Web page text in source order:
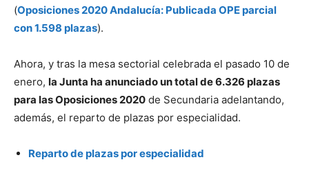
(Oposiciones 2020 Andalucía: Publicada OPE parcial
con 1.598 plazas).
Ahora, y tras la mesa sectorial celebrada el pasado 10 de
enero, la Junta ha anunciado un total de 6.326 plazas
para las Oposiciones 2020 de Secundaria adelantando,
además, el reparto de plazas por especialidad.
Reparto de plazas por especialidad